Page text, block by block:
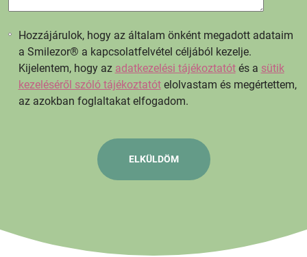
Hozzájárulok, hogy az általam önként megadott adataim
a Smilezor® a kapcsolatfelvétel céljából kezelje.
Kijelentem, hogy az adatkezelési tájékoztatótés a sütik
kezeléséről szóló tájékoztatótelolvastam és megértettem,
az azokban foglaltakat elfogadom.